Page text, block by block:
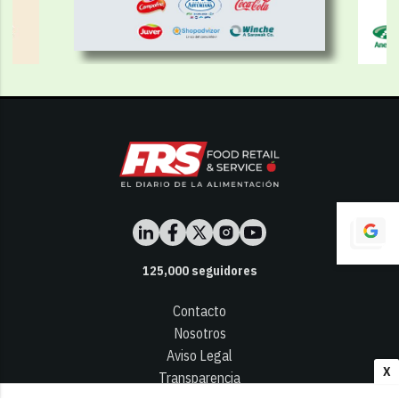
X
125,000seguidores
Contacto
Nosotros
Aviso Legal
Transparencia